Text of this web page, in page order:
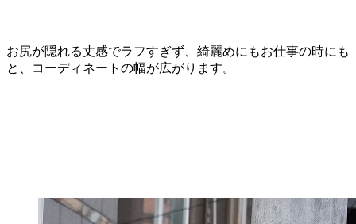
お尻が隠れる丈感でラフすぎず、綺麗めにもお仕事の時にも
と、コーディネートの幅が広がります。